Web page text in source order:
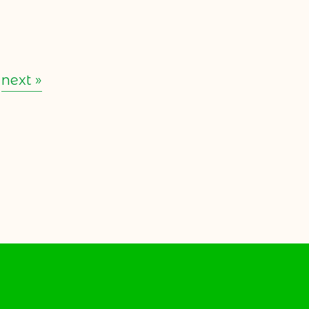
next »